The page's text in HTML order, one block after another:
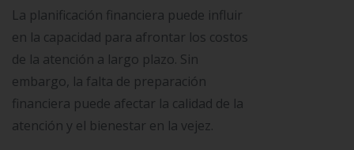
La planificación financiera puede influir
en la capacidad para afrontar los costos
de la atención a largo plazo. Sin
embargo, la falta de preparación
financiera puede afectar la calidad de la
atención y el bienestar en la vejez.